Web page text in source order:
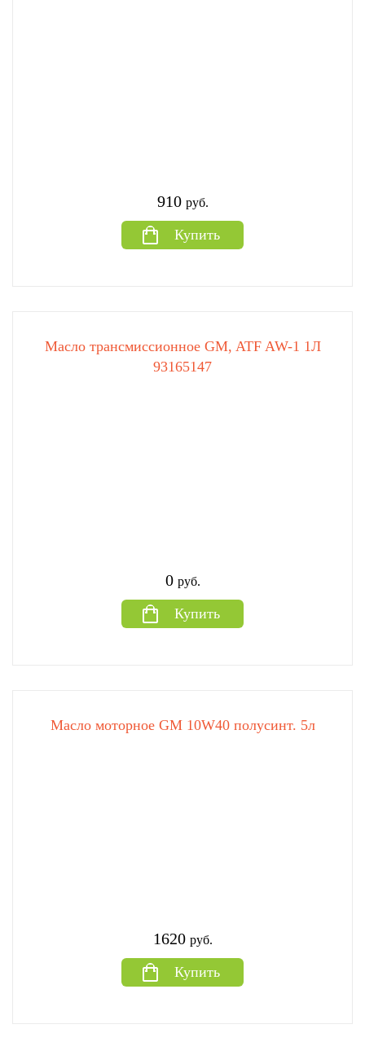
910 руб.
Купить
Масло трансмиссионное GM, ATF AW-1 1Л
93165147
0 руб.
Купить
Масло моторное GM 10W40 полусинт. 5л
1620 руб.
Купить